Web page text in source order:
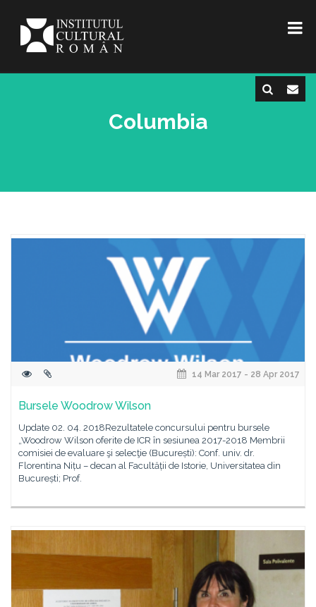
Columbia
14 Mar 2017 - 28 Apr 2017
Bursele Woodrow Wilson
Update 02. 04. 2018Rezultatele concursului pentru bursele
„Woodrow Wilson oferite de ICR în sesiunea 2017-2018 Membrii
comisiei de evaluare şi selecţie (București): Conf. univ. dr.
Florentina Nițu – decan al Facultății de Istorie, Universitatea din
București; Prof.